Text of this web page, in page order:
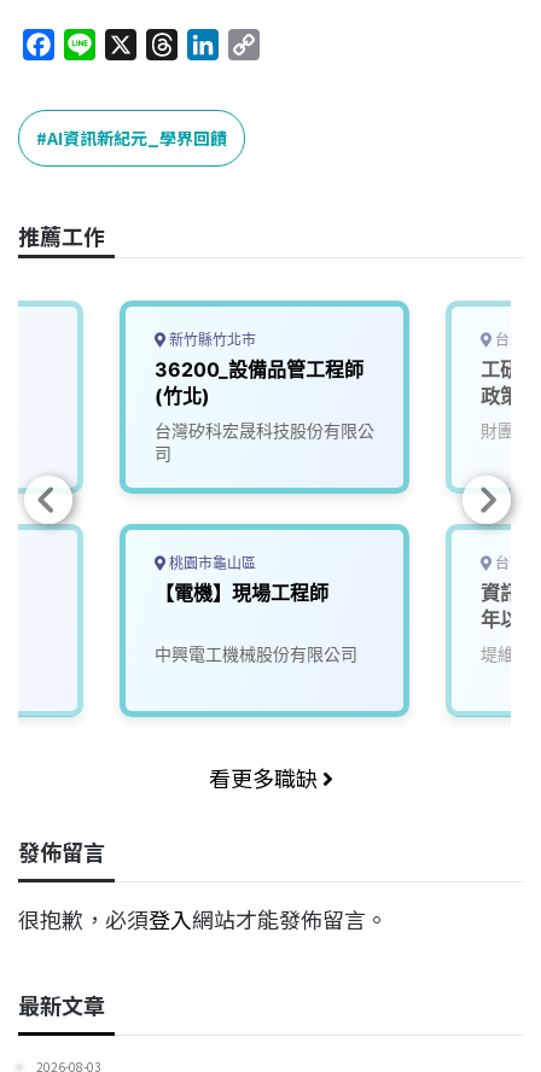
c
e
b
o
k
n
e
r
e
a
n
k
e
n
k
AI資訊新紀元_學界回饋
推薦工作
新竹縣竹北市
36200_設備品管工程師
(竹北)
台灣矽科宏晟科技股份有限公
司
桃園市龜山區
【電機】現場工程師
中興電工機械股份有限公司
台北
工研
政策
財團法
台南
資訊
年以
堤維西
看更多職缺
發佈留言
很抱歉，必須登入網站才能發佈留言。
最新文章
2026-08-03